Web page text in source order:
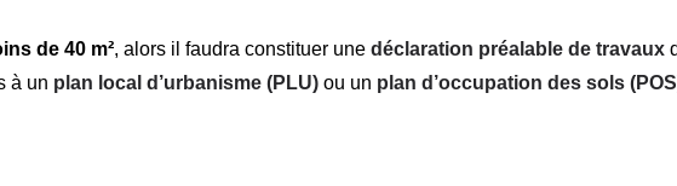
de 40 m², alors il faudra constituer une déclaration préalable de travaux
à un plan local d’urbanisme (PLU) ou un plan d’occupation des sols